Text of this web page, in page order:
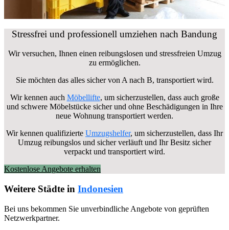
Stressfrei und professionell umziehen nach Bandung
Wir versuchen, Ihnen einen reibungslosen und stressfreien Umzug
zu ermöglichen.
Sie möchten das alles sicher von A nach B, transportiert wird.
Wir kennen auch Möbellifte, um sicherzustellen, dass auch große
und schwere Möbelstücke sicher und ohne Beschädigungen in Ihre
neue Wohnung transportiert werden.
Wir kennen qualifizierte Umzugshelfer, um sicherzustellen, dass Ihr
Umzug reibungslos und sicher verläuft und Ihr Besitz sicher
verpackt und transportiert wird.
Kostenlose Angebote erhalten
Weitere Städte in Indonesien
Bei uns bekommen Sie unverbindliche Angebote von geprüften
Netzwerkpartner.